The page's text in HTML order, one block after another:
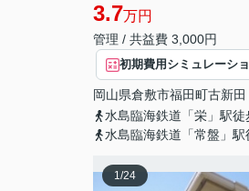
3.7万円
管理 / 共益費 3,000円
初期費用シミュレーシ
岡山県倉敷市福田町古新田
水島臨海鉄道「栄」駅徒
水島臨海鉄道「常盤」駅
1/24